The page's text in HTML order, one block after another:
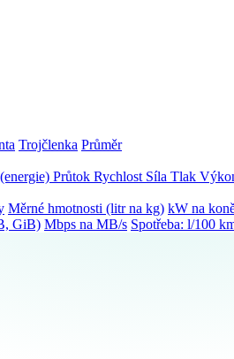
Trojčlenka Průměr
Průtok Rychlost Síla Tlak
Měrné hmotnosti (litr na kg) kW na
GiB) Mbps na MB/s Spotřeba: l/100